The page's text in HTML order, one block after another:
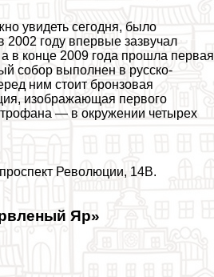
увидеть сегодня, было
2002 году впервые зазвучал
в конце 2009 года прошла первая
собор выполнен в русско-
ним стоит бронзовая
изображающая первого
— в окружении четырех
Революции, 14В.
Яр»